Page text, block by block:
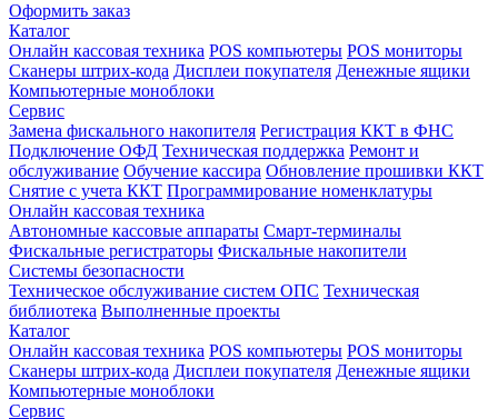
Оформить заказ
Каталог
Онлайн кассовая техника POS компьютеры POS мониторы
Сканеры штрих-кода Дисплеи покупателя Денежные ящики
Компьютерные моноблоки
Сервис
Замена фискального накопителя Регистрация ККТ в ФНС
Подключение ОФД Техническая поддержка Ремонт и
обслуживание Обучение кассира Обновление прошивки ККТ
Снятие с учета ККТ Программирование номенклатуры
Онлайн кассовая техника
Автономные кассовые аппараты Смарт-терминалы
Фискальные регистраторы Фискальные накопители
Системы безопасности
Техническое обслуживание систем ОПС Техническая
библиотека Выполненные проекты
Каталог
Онлайн кассовая техника POS компьютеры POS мониторы
Сканеры штрих-кода Дисплеи покупателя Денежные ящики
Компьютерные моноблоки
Сервис